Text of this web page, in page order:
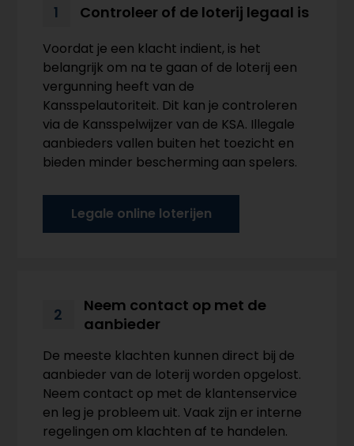
1 Controleer of de loterij legaal is
Voordat je een klacht indient, is het
belangrijk om na te gaan of de loterij een
vergunning heeft van de
Kansspelautoriteit. Dit kan je controleren
via de Kansspelwijzer van de KSA. Illegale
aanbieders vallen buiten het toezicht en
bieden minder bescherming aan spelers.
Legale online loterijen
2
Neem contact op met de
aanbieder
De meeste klachten kunnen direct bij de
aanbieder van de loterij worden opgelost.
Neem contact op met de klantenservice
en leg je probleem uit. Vaak zijn er interne
regelingen om klachten af te handelen.